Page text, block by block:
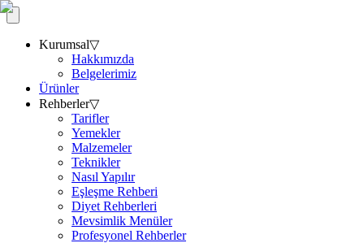
Kurumsal▽
Hakkımızda
Belgelerimiz
Ürünler
Rehberler▽
Tarifler
Yemekler
Malzemeler
Teknikler
Nasıl Yapılır
Eşleşme Rehberi
Diyet Rehberleri
Mevsimlik Menüler
Profesyonel Rehberler